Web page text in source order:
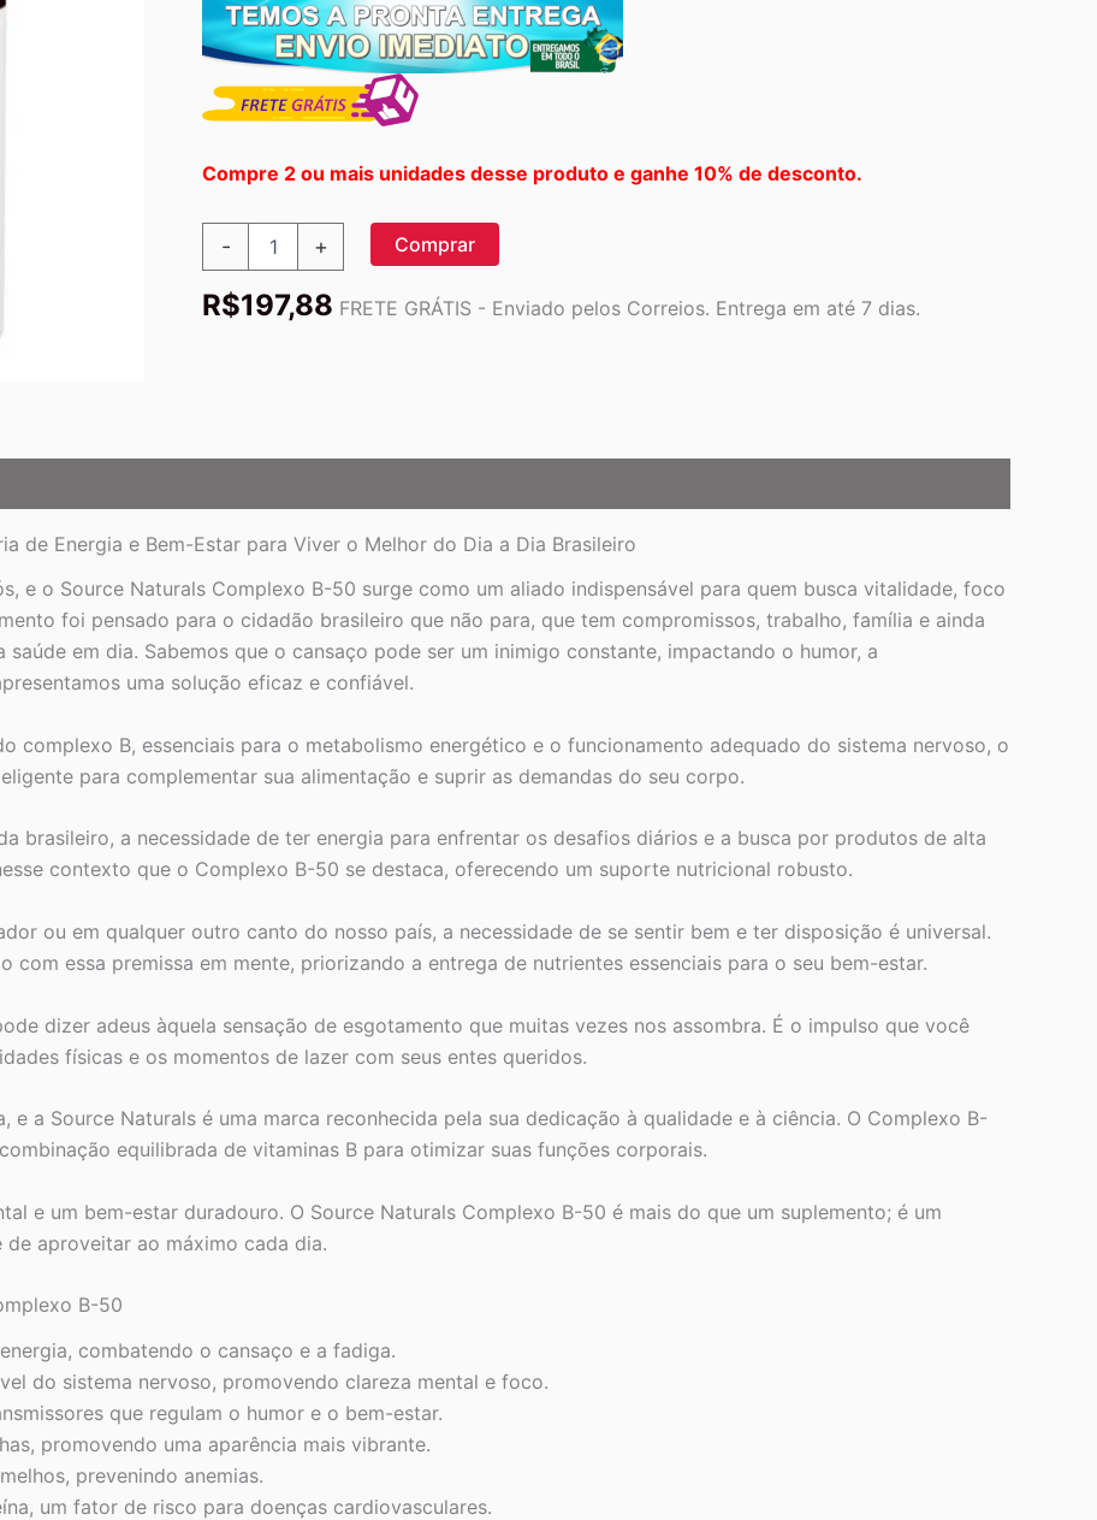
Compre 2 ou mais unidades desse produto e ganhe 10% de desconto.
-
B-
a
no
Brasil
+ Comprar
R$197,88 FRETE GRÁTIS - Enviado pelos Correios. Entrega em até 7 dias.
de Energia e Bem-Estar para Viver o Melhor do Dia a Dia Brasileiro
e o Source Naturals Complexo B-50 surge como um aliado indispensável para quem busca vitalidade, foco
foi pensado para o cidadão brasileiro que não para, que tem compromissos, trabalho, família e ainda
em dia. Sabemos que o cansaço pode ser um inimigo constante, impactando o humor, a
uma solução eficaz e confiável.
complexo B, essenciais para o metabolismo energético e o funcionamento adequado do sistema nervoso, o
para complementar sua alimentação e suprir as demandas do seu corpo.
brasileiro, a necessidade de ter energia para enfrentar os desafios diários e a busca por produtos de alta
contexto que o Complexo B-50 se destaca, oferecendo um suporte nutricional robusto.
ou em qualquer outro canto do nosso país, a necessidade de se sentir bem e ter disposição é universal.
essa premissa em mente, priorizando a entrega de nutrientes essenciais para o seu bem-estar.
dizer adeus àquela sensação de esgotamento que muitas vezes nos assombra. É o impulso que você
físicas e os momentos de lazer com seus entes queridos.
e a Source Naturals é uma marca reconhecida pela sua dedicação à qualidade e à ciência. O Complexo B-
equilibrada de vitaminas B para otimizar suas funções corporais.
e um bem-estar duradouro. O Source Naturals Complexo B-50 é mais do que um suplemento; é um
de aproveitar ao máximo cada dia.
B-50
combatendo o cansaço e a fadiga.
do sistema nervoso, promovendo clareza mental e foco.
que regulam o humor e o bem-estar.
promovendo uma aparência mais vibrante.
prevenindo anemias.
um fator de risco para doenças cardiovasculares.